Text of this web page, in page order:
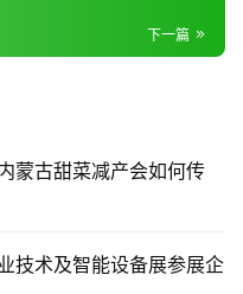
下一篇
蒙古甜菜减产会如何传
技术及智能设备展参展企